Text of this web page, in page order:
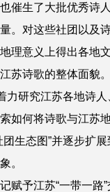
催生了大批优秀诗
。对这些社团以及
理意义上得出各地
苏诗歌的整体面貌
力研究江苏各地诗人
如何将诗歌与江苏
生态图”并逐步扩展
。
赋予江苏“一带一路”